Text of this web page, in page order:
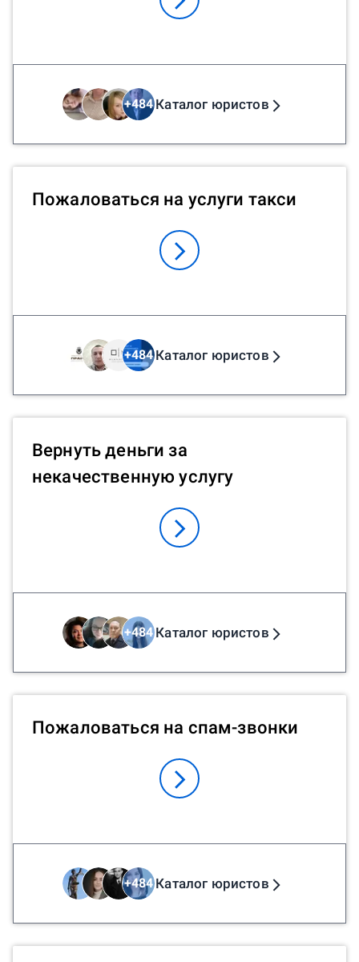
+484Каталог юристов
Пожаловаться на услуги такси
+484Каталог юристов
Вернуть деньги за
некачественную услугу
+484Каталог юристов
Пожаловаться на спам-звонки
+484Каталог юристов